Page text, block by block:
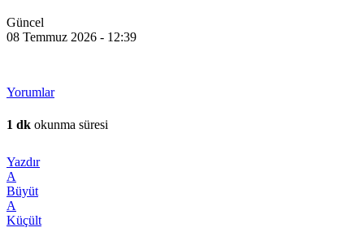
Güncel
08 Temmuz 2026 - 12:39
Yorumlar
1 dk okunma süresi
Yazdır
A
Büyüt
A
Küçült